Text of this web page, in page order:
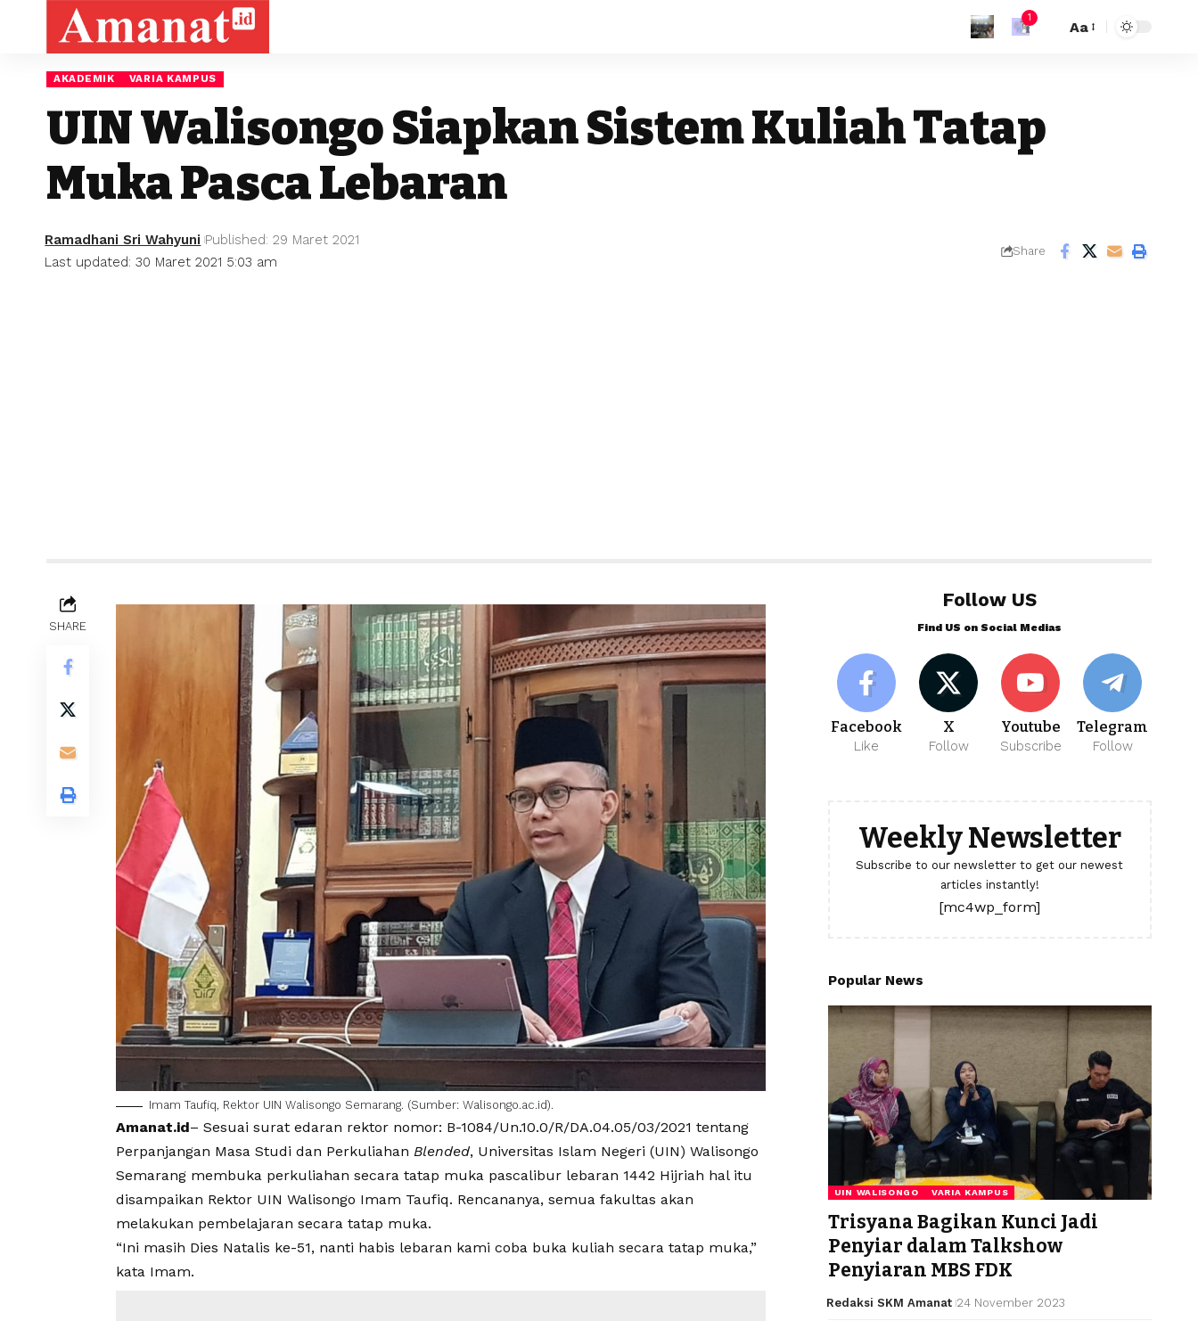
1
Aa
AKADEMIK VARIA KAMPUS
UIN Walisongo Siapkan Sistem Kuliah Tatap
Muka Pasca Lebaran
Last updated: 30 Maret 2021 5:03 am
Ramadhani Sri Wahyuni Published: 29 Maret 2021
Share
SHARE
Imam Taufiq, Rektor UIN Walisongo Semarang. (Sumber: Walisongo.ac.id).
Amanat.id– Sesuai surat edaran rektor nomor: B-1084/Un.10.0/R/DA.04.05/03/2021 tentang
Perpanjangan Masa Studi dan Perkuliahan Blended, Universitas Islam Negeri (UIN) Walisongo
Semarang membuka perkuliahan secara tatap muka pascalibur lebaran 1442 Hijriah hal itu
disampaikan Rektor UIN Walisongo Imam Taufiq. Rencananya, semua fakultas akan
melakukan pembelajaran secara tatap muka.
“Ini masih Dies Natalis ke-51, nanti habis lebaran kami coba buka kuliah secara tatap muka,”
kata Imam.
Follow US
Find US on Social Medias
Facebook
Like
X
Follow
Youtube
Subscribe
Telegram
Follow
Weekly Newsletter
Subscribe to our newsletter to get our newest
articles instantly!
[mc4wp_form]
Popular News
UIN WALISONGO VARIA KAMPUS
Trisyana Bagikan Kunci Jadi
Penyiar dalam Talkshow
Penyiaran MBS FDK
Redaksi SKM Amanat 24 November 2023